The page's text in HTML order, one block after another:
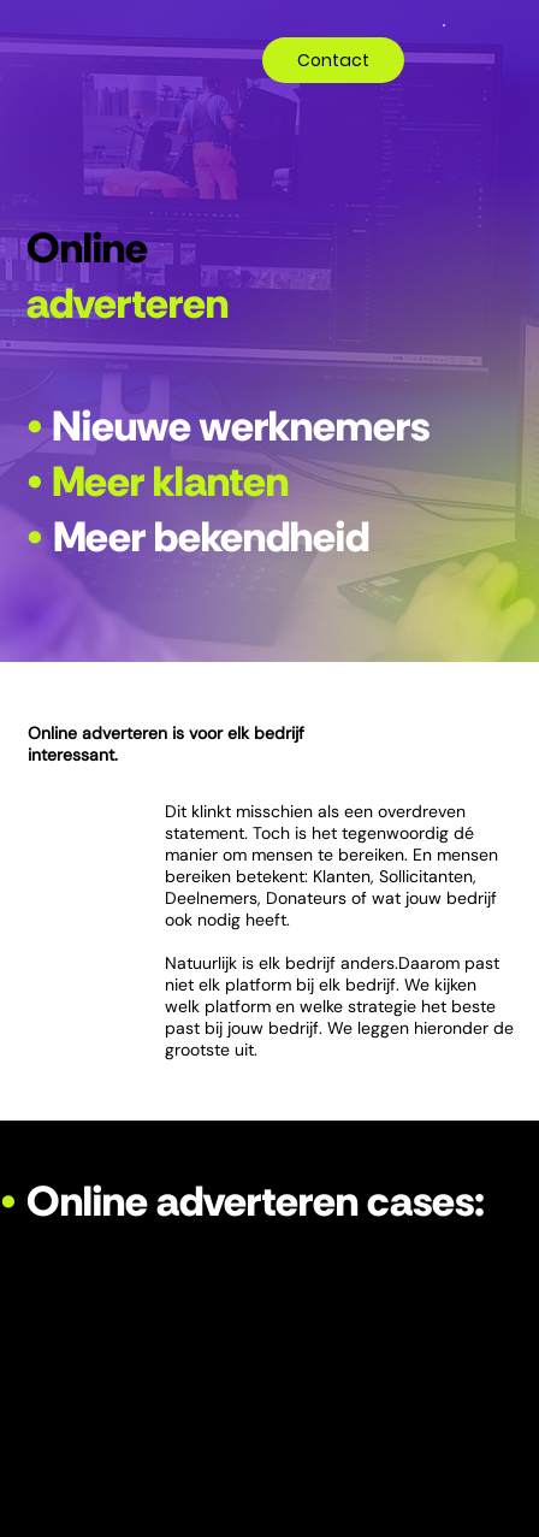
Contact
Online
adverteren
•Nieuwe werknemers
• Meer klanten
• Meer bekendheid
• Online adverteren cases:
Online adverteren is voor elk bedrijf
interessant.
Dit klinkt misschien als een overdreven
statement. Toch is het tegenwoordig dé
manier om mensen te bereiken. En mensen
bereiken betekent: Klanten, Sollicitanten,
Deelnemers, Donateurs of wat jouw bedrijf
ook nodig heeft.
Natuurlijk is elk bedrijf anders.Daarom past
niet elk platform bij elk bedrijf. We kijken
welk platform en welke strategie het beste
past bij jouw bedrijf. We leggen hieronder de
grootste uit.